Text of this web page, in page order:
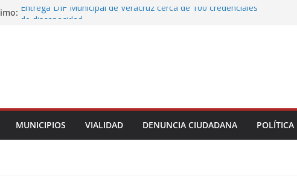
Entrega DIF Municipal de Veracruz cerca de 100 credenciales
representar riesgos; no es tala ilegal
MUNICIPIOS VIALIDAD DENUNCIA CIUDADANA POLÍTICA